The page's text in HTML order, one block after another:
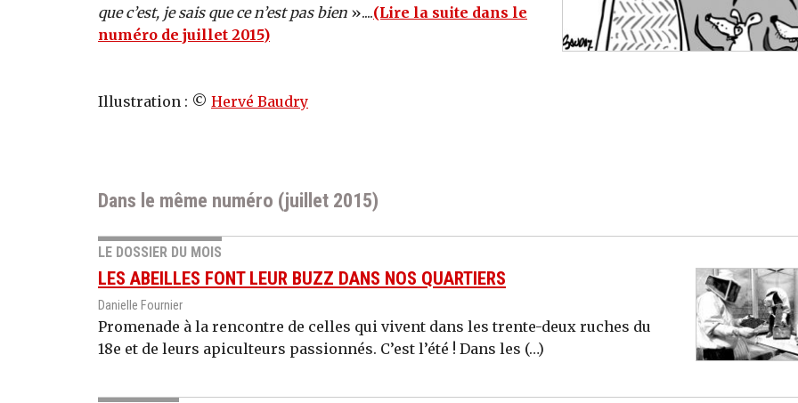
que c’est, je sais que ce n’est pas bien »....(Lire la suite dans le
numéro de juillet 2015)
Illustration : © Hervé Baudry
Dans le même numéro (juillet 2015)
LE DOSSIER DU MOIS
LES ABEILLES FONT LEUR BUZZ DANS NOS QUARTIERS
Danielle Fournier
Promenade à la rencontre de celles qui vivent dans les trente-deux ruches du
18e et de leurs apiculteurs passionnés. C’est l’été ! Dans les (…)